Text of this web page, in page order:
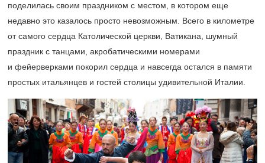
поделилась своим праздником с местом, в котором еще
недавно это казалось просто невозможным. Всего в километре
от самого сердца Католической церкви, Ватикана, шумный
праздник с танцами, акробатическими номерами
и фейерверками покорил сердца и навсегда остался в памяти
простых итальянцев и гостей столицы удивительной Италии.